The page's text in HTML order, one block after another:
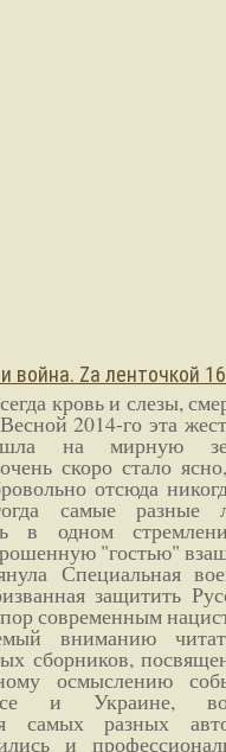
война. Zа ленточкой
кровь и слезы,
2014-го эта
на мирную
скоро стало
отсюда
самые разные
в одном
"гостью"
Специальная
защитить
современным
вниманию
сборников,
осмыслению
и Украине,
самых разных
и